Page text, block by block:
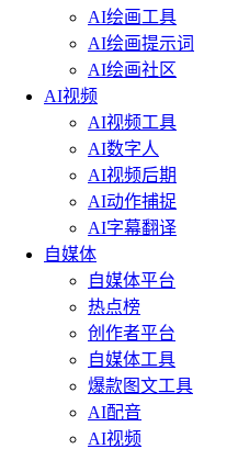
AI绘画工具
AI绘画提示词
AI绘画社区
AI视频
AI视频工具
AI数字人
AI视频后期
AI动作捕捉
AI字幕翻译
自媒体
自媒体平台
热点榜
创作者平台
自媒体工具
爆款图文工具
AI配音
AI视频